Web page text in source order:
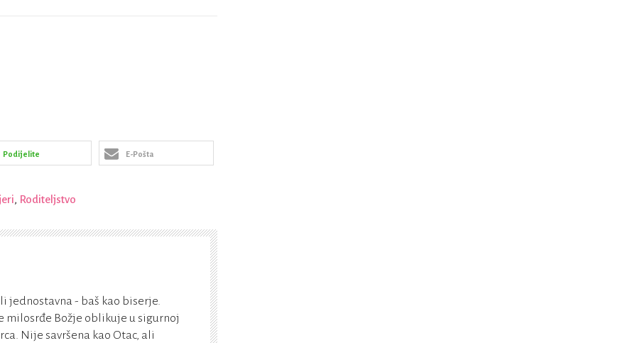
Podijelite E-Pošta
, Roditeljstvo
jednostavna - baš kao biserje.
milosrđe Božje oblikuje u sigurnoj
Nije savršena kao Otac, ali